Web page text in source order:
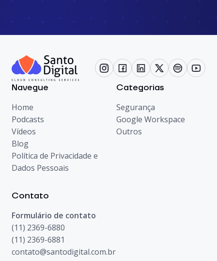
Navegue
Home
Podcasts
Vídeos
Blog
Política de Privacidade e
Dados Pessoais
Categorias
Segurança
Google Workspace
Outros
Contato
Formulário de contato
(11) 2369-6880
(11) 2369-6881
contato@santodigital.com.br